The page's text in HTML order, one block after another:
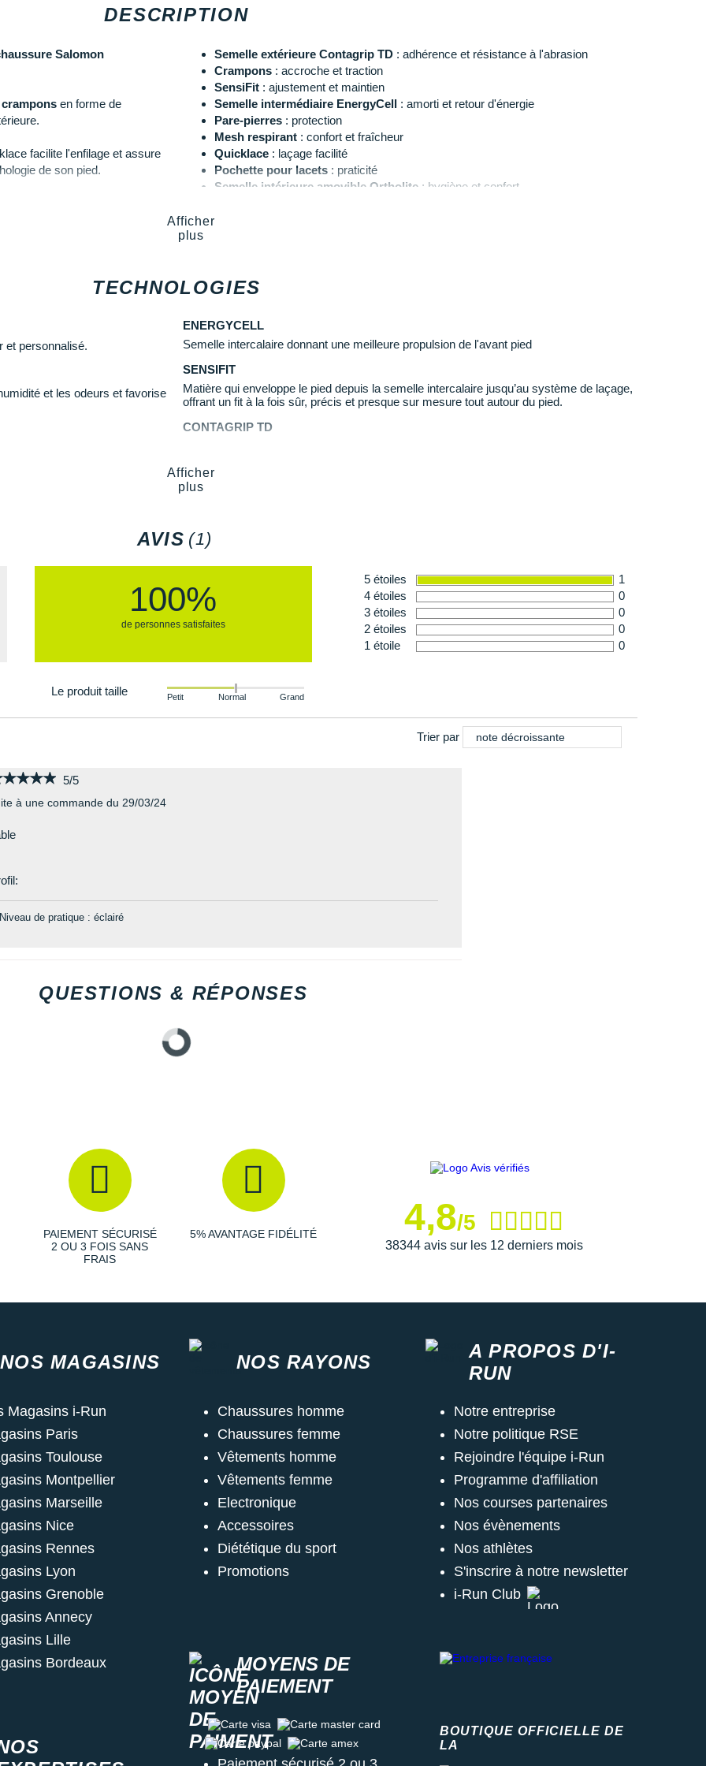
DESCRIPTION
Salomon
crampons en forme de
facilite l'enfilage et assure
de son pied.
Semelle extérieure Contagrip TD: adhérence et résistance à l'abrasion
Crampons: accroche et traction
SensiFit: ajustement et maintien
Semelle intermédiaire EnergyCell : amorti et retour d'énergie
Pare-pierres: protection
Mesh respirant : confort et fraîcheur
Quicklace : laçage facilité
Pochette pour lacets: praticité
Semelle intérieure amovible Ortholite: hygiène et confort
Poids constaté chez i-Run
Les autres produits
Afficher
plus
TECHNOLOGIES
et personnalisé.
et les odeurs et favorise
ENERGYCELL
Semelle intercalaire donnant une meilleure propulsion de l'avant pied
SENSIFIT
Matière qui enveloppe le pied depuis la semelle intercalaire jusqu’au système de laçage,
offrant un fit à la fois sûr, précis et presque sur mesure tout autour du pied.
CONTAGRIP TD
Afficher
plus
AVIS (1)
100%
de personnes satisfaites
5 étoiles
1
4 étoiles
0
3 étoiles
0
2 étoiles
0
1 étoile
0
Le produit taille Petit Normal Grand
Trier par note décroissante
5/5
à une commande du 29/03/24
de pratique : éclairé
QUESTIONS & RÉPONSES
PAIEMENT SÉCURISÉ
2 OU 3 FOIS SANS
FRAIS
5% AVANTAGE FIDÉLITÉ 4,8/5
38344 avis sur les 12 derniers mois
MOYENS DE
PAIEMENT
Carte visa
Carte master card
Carte paypal
Carte amex
NOS MAGASINS
Magasins i-Run
Paris
Toulouse
Montpellier
Marseille
Nice
Rennes
Lyon
Grenoble
Annecy
Lille
Bordeaux
NOS RAYONS
Chaussures homme
Chaussures femme
Vêtements homme
Vêtements femme
Electronique
Accessoires
Diététique du sport
Promotions
A PROPOS D'I-
RUN
Notre entreprise
Notre politique RSE
Rejoindre l'équipe i-Run
Programme d'affiliation
Nos courses partenaires
Nos évènements
Nos athlètes
S'inscrire à notre newsletter
i-Run Club
BOUTIQUE OFFICIELLE DE
LA